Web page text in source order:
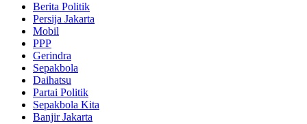
Berita Politik
Persija Jakarta
Mobil
PPP
Gerindra
Sepakbola
Daihatsu
Partai Politik
Sepakbola Kita
Banjir Jakarta